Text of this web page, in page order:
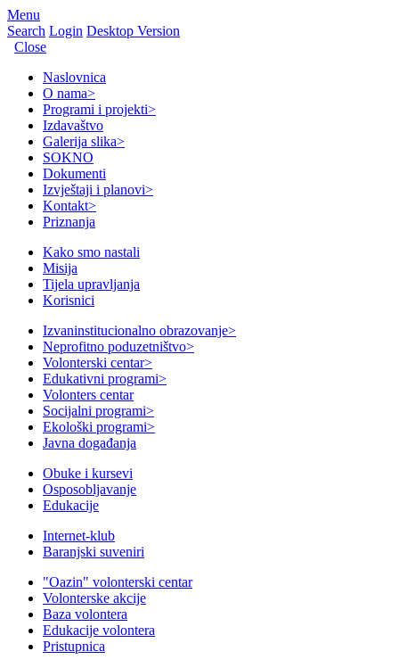
Menu
Search Login Desktop Version
Close
Naslovnica
O nama>
Programi i projekti>
Izdavaštvo
Galerija slika>
SOKNO
Dokumenti
Izvještaji i planovi>
Kontakt>
Priznanja
Kako smo nastali
Misija
Tijela upravljanja
Korisnici
Izvaninstitucionalno obrazovanje>
Neprofitno poduzetništvo>
Volonterski centar>
Edukativni programi>
Volonters centar
Socijalni programi>
Ekološki programi>
Javna događanja
Obuke i kursevi
Osposobljavanje
Edukacije
Internet-klub
Baranjski suveniri
"Oazin" volonterski centar
Volonterske akcije
Baza volontera
Edukacije volontera
Pristupnica